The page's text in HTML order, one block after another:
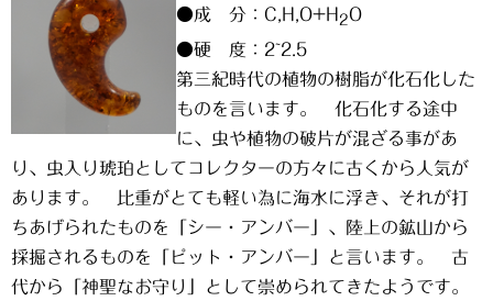
●成 分：C,H,O+H 2O
●硬 度：2~2.5
第三紀時代の植物の樹脂が化石化した
ものを言います。 化石化する途中
に、虫や植物の破片が混ざる事があ
り、虫入り琥珀としてコレクターの方々に古くから人気が
あります。 比重がとても軽い為に海水に浮き、それが打
ちあげられたものを「シー・アンバー」、陸上の鉱山から
採掘されるものを「ピット・アンバー」と言います。 古
代から「神聖なお守り」として崇められてきたようです。